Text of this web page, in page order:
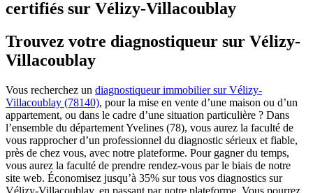
certifiés sur Vélizy-Villacoublay
Trouvez votre diagnostiqueur sur Vélizy-
Villacoublay
Vous recherchez un diagnostiqueur immobilier sur Vélizy-
Villacoublay (78140), pour la mise en vente d’une maison ou d’un
appartement, ou dans le cadre d’une situation particulière ? Dans
l’ensemble du département Yvelines (78), vous aurez la faculté de
vous rapprocher d’un professionnel du diagnostic sérieux et fiable,
près de chez vous, avec notre plateforme. Pour gagner du temps,
vous aurez la faculté de prendre rendez-vous par le biais de notre
site web. Économisez jusqu’à 35% sur tous vos diagnostics sur
Vélizy-Villacoublay, en passant par notre plateforme. Vous pourrez